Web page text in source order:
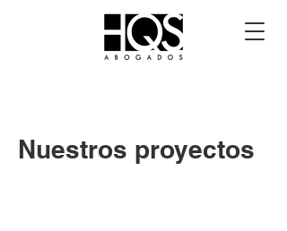
Nuestros proyectos